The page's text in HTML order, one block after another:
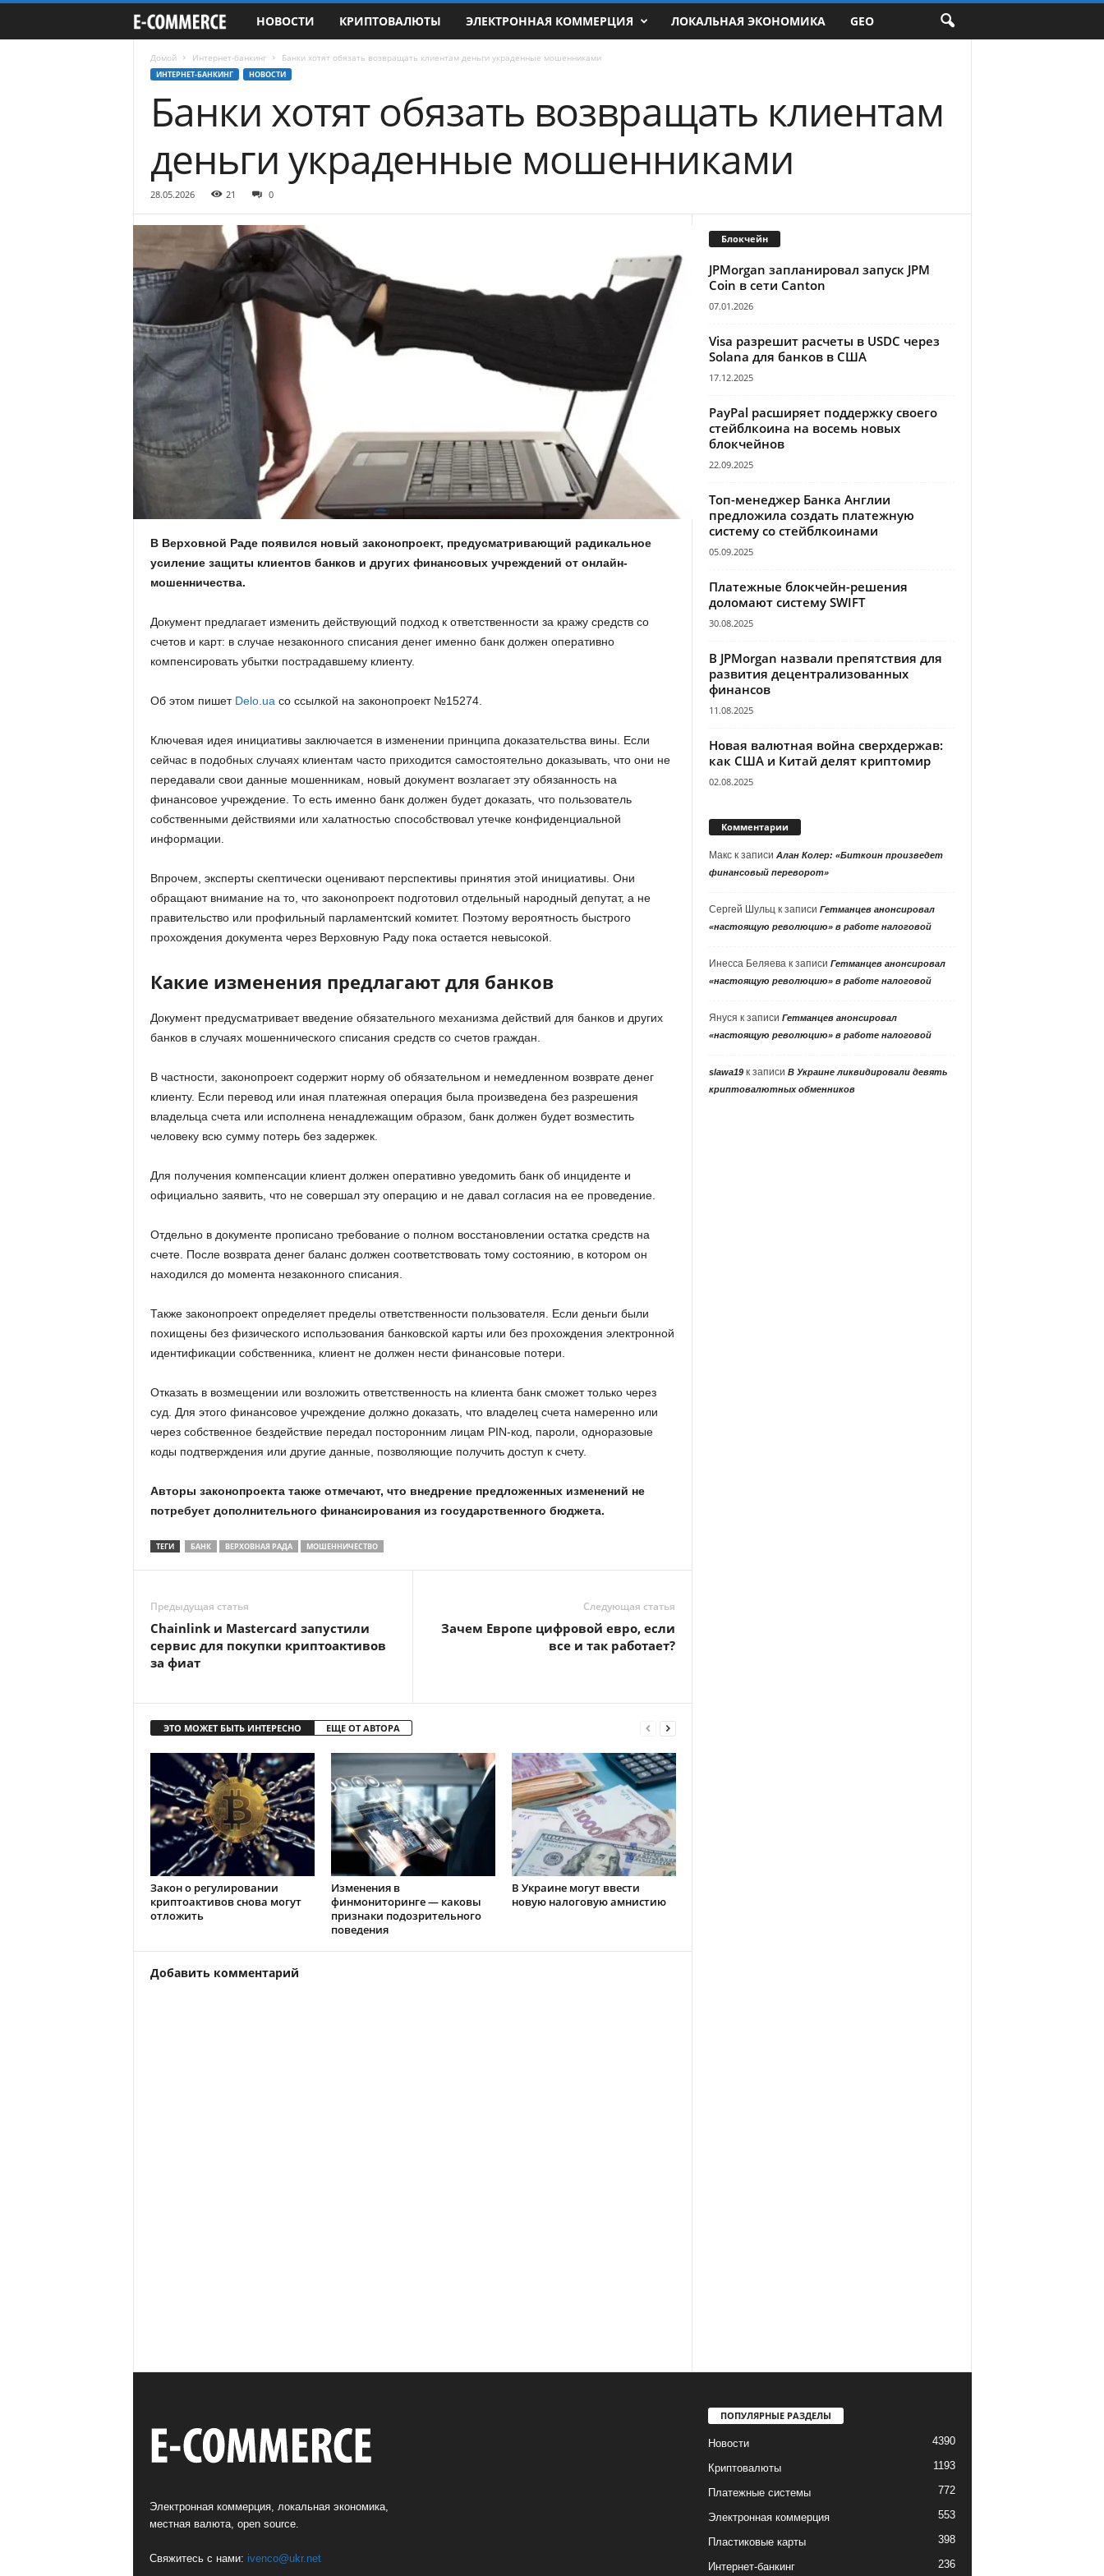
-
o
e
r
c
e
u
НОВОСТИ КРИПТОВАЛЮТЫ ЭЛЕКТРОННАЯ КОММЕРЦИЯ ЛОКАЛЬНАЯ ЭКОНОМИКА GEO
Домой Интернет-банкинг Банки хотят обязать возвращать клиентам деньги украденные мошенниками
ИНТЕРНЕТ-БАНКИНГ НОВОСТИ
Банки хотят обязать возвращать клиентам
деньги украденные мошенниками
28.05.2026 21 0
В Верховной Раде появился новый законопроект, предусматривающий радикальное
усиление защиты клиентов банков и других финансовых учреждений от онлайн-
мошенничества.
Документ предлагает изменить действующий подход к ответственности за кражу средств со
счетов и карт: в случае незаконного списания денег именно банк должен оперативно
компенсировать убытки пострадавшему клиенту.
Об этом пишет Delo.ua со ссылкой на законопроект №15274.
Ключевая идея инициативы заключается в изменении принципа доказательства вины. Если
сейчас в подобных случаях клиентам часто приходится самостоятельно доказывать, что они не
передавали свои данные мошенникам, новый документ возлагает эту обязанность на
финансовое учреждение. То есть именно банк должен будет доказать, что пользователь
собственными действиями или халатностью способствовал утечке конфиденциальной
информации.
Впрочем, эксперты скептически оценивают перспективы принятия этой инициативы. Они
обращают внимание на то, что законопроект подготовил отдельный народный депутат, а не
правительство или профильный парламентский комитет. Поэтому вероятность быстрого
прохождения документа через Верховную Раду пока остается невысокой.
Какие изменения предлагают для банков
Документ предусматривает введение обязательного механизма действий для банков и других
банков в случаях мошеннического списания средств со счетов граждан.
В частности, законопроект содержит норму об обязательном и немедленном возврате денег
клиенту. Если перевод или иная платежная операция была произведена без разрешения
владельца счета или исполнена ненадлежащим образом, банк должен будет возместить
человеку всю сумму потерь без задержек.
Для получения компенсации клиент должен оперативно уведомить банк об инциденте и
официально заявить, что не совершал эту операцию и не давал согласия на ее проведение.
Отдельно в документе прописано требование о полном восстановлении остатка средств на
счете. После возврата денег баланс должен соответствовать тому состоянию, в котором он
находился до момента незаконного списания.
Также законопроект определяет пределы ответственности пользователя. Если деньги были
похищены без физического использования банковской карты или без прохождения электронной
идентификации собственника, клиент не должен нести финансовые потери.
Отказать в возмещении или возложить ответственность на клиента банк сможет только через
суд. Для этого финансовое учреждение должно доказать, что владелец счета намеренно или
через собственное бездействие передал посторонним лицам PIN-код, пароли, одноразовые
коды подтверждения или другие данные, позволяющие получить доступ к счету.
Авторы законопроекта также отмечают, что внедрение предложенных изменений не
потребует дополнительного финансирования из государственного бюджета.
ТЕГИ БАНК ВЕРХОВНАЯ РАДА МОШЕННИЧЕСТВО
Предыдущая статья
Chainlink и Mastercard запустили
сервис для покупки криптоактивов
за фиат
Следующая статья
Зачем Европе цифровой евро, если
все и так работает?
ЭТО МОЖЕТ БЫТЬ ИНТЕРЕСНО ЕЩЕ ОТ АВТОРА
Закон о регулировании
криптоактивов снова могут
отложить
Изменения в
финмониторинге — каковы
признаки подозрительного
поведения
В Украине могут ввести
новую налоговую амнистию
Добавить комментарий
Блокчейн
JPMorgan запланировал запуск JPM
Coin в сети Canton
07.01.2026
Visa разрешит расчеты в USDC через
Solana для банков в США
17.12.2025
PayPal расширяет поддержку своего
стейблкоина на восемь новых
блокчейнов
22.09.2025
Топ-менеджер Банка Англии
предложила создать платежную
систему со стейблкоинами
05.09.2025
Платежные блокчейн-решения
доломают систему SWIFT
30.08.2025
В JPMorgan назвали препятствия для
развития децентрализованных
финансов
11.08.2025
Новая валютная война сверхдержав:
как США и Китай делят криптомир
02.08.2025
Комментарии
Макск записи Алан Колер: «Биткоин произведет
финансовый переворот»
Сергей Шульцк записи Гетманцев анонсировал
«настоящую революцию» в работе налоговой
Инесса Беляевак записи Гетманцев анонсировал
«настоящую революцию» в работе налоговой
Януся к записи Гетманцев анонсировал
«настоящую революцию» в работе налоговой
slawa19к записи В Украине ликвидировали девять
криптовалютных обменников
Электронная коммерция, локальная экономика,
местная валюта, open source.
Свяжитесь с нами: ivenco@ukr.net
ПОПУЛЯРНЫЕ РАЗДЕЛЫ
Новости 4390
Криптовалюты 1193
Платежные системы 772
Электронная коммерция 553
Пластиковые карты 398
Интернет-банкинг 236